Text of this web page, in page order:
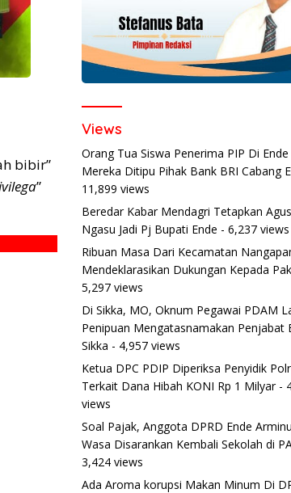
bibir”
”
Views
Orang Tua Siswa Penerima PIP Di
Mereka Ditipu Pihak Bank BRI Cabang
11,899 views
Beredar Kabar Mendagri Tetapkan
Ngasu Jadi Pj Bupati Ende - 6,237 views
Ribuan Masa Dari Kecamatan
Mendeklarasikan Dukungan Kepada
5,297 views
Di Sikka, MO, Oknum Pegawai PDAM
Penipuan Mengatasnamakan Penjabat
Sikka - 4,957 views
Ketua DPC PDIP Diperiksa Penyidik
Terkait Dana Hibah KONI Rp 1 Milyar-
views
Soal Pajak, Anggota DPRD Ende
Wasa Disarankan Kembali Sekolah di
3,424 views
Ada Aroma korupsi Makan Minum Di